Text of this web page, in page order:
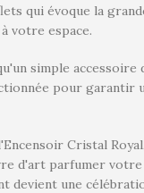
qui évoque la
votre espace.
simple
pour
Cristal
d'art parfumer
devient une